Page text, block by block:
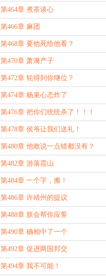
第464章 煮茶谈心
第466章 麻团
第468章 要他死给他看？
第470章 萧漪产子
第472章 轮得到你继位？
第474章 杨束心态炸了
第476章 把你们统统杀了！！！
第478章 侯爷让我们送礼！
第480章 他敢说一点错都没有？
第482章 游落霞山
第484章 一个字，搬！
第486章 许靖州的提议
第488章 朕会帮你应誓
第490章 确相中了一个
第492章 促进两国邦交
第494章 我不可能！